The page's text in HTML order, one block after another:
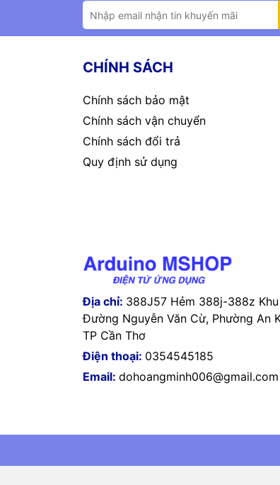
CHÍNH SÁCH
Chính sách bảo mật
Chính sách vận chuyển
Chính sách đổi trả
Quy định sử dụng
Địa chỉ: 388J57 Hẻm 388j-388z
Đường Nguyễn Văn Cừ, Phường An
TP Cần Thơ
Điện thoại: 0354545185
Email: dohoangminh006@gmail.com